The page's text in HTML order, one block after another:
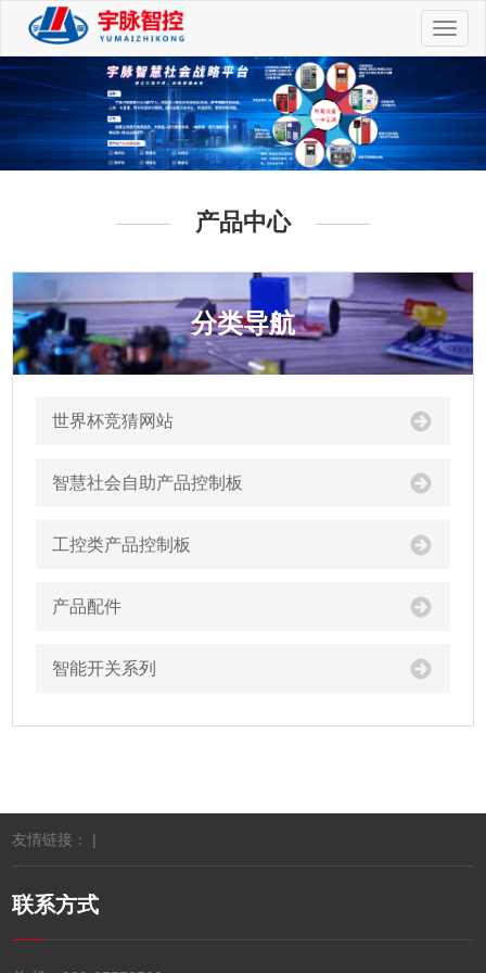
切
换
航
产品中心
分类导航
世界杯竞猜网站
智慧社会自助产品控制板
工控类产品控制板
产品配件
智能开关系列
友情链接： |
联系方式